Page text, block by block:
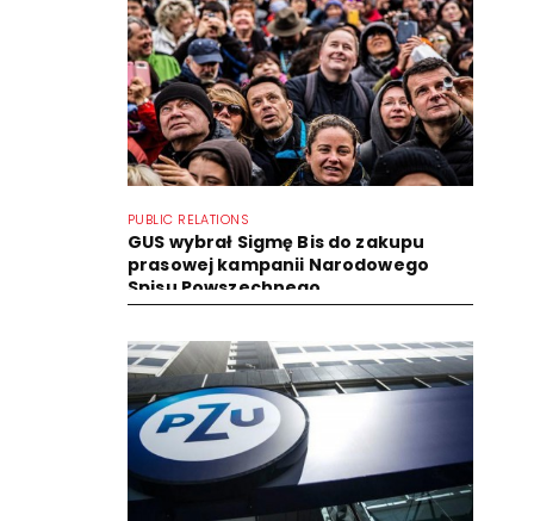
PUBLIC RELATIONS
GUS wybrał Sigmę Bis do zakupu
prasowej kampanii Narodowego
Spisu Powszechnego